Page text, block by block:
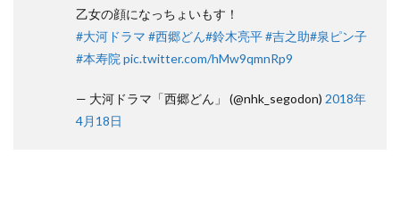
乙女の顔になっちょいもす！
#大河ドラマ #西郷どん#鈴木亮平#吉之助#泉ピン子
#本寿院 pic.twitter.com/hMw9qmnRp9
— 大河ドラマ「西郷どん」 (@nhk_segodon) 2018年
4月18日